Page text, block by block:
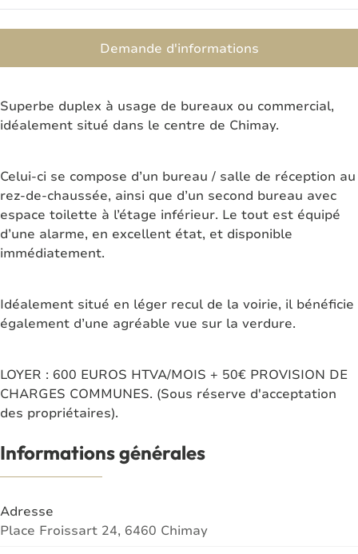
Demande d'informations
Superbe duplex à usage de bureaux ou commercial,
idéalement situé dans le centre de Chimay.
Celui-ci se compose d’un bureau / salle de réception au
rez-de-chaussée, ainsi que d’un second bureau avec
espace toilette à l’étage inférieur. Le tout est équipé
d’une alarme, en excellent état, et disponible
immédiatement.
Idéalement situé en léger recul de la voirie, il bénéficie
également d’une agréable vue sur la verdure.
LOYER : 600 EUROS HTVA/MOIS + 50€ PROVISION DE
CHARGES COMMUNES. (Sous réserve d'acceptation
des propriétaires).
Informations générales
Adresse
Place Froissart 24, 6460 Chimay